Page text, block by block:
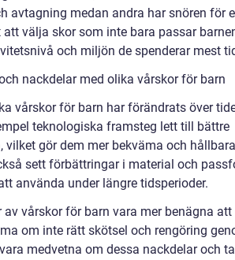
avtagning medan andra har snören för
välja skor som inte bara passar
och miljön de spenderar mest
nackdelar med olika vårskor för barn
vårskor för barn har förändrats över
teknologiska framsteg lett till bättre
gör dem mer bekväma och
sett förbättringar i material och
använda under längre tidsperioder.
vårskor för barn vara mer benägna
om inte rätt skötsel och rengöring
medvetna om dessa nackdelar och